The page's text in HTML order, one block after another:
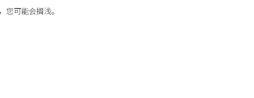
可能会搁浅。